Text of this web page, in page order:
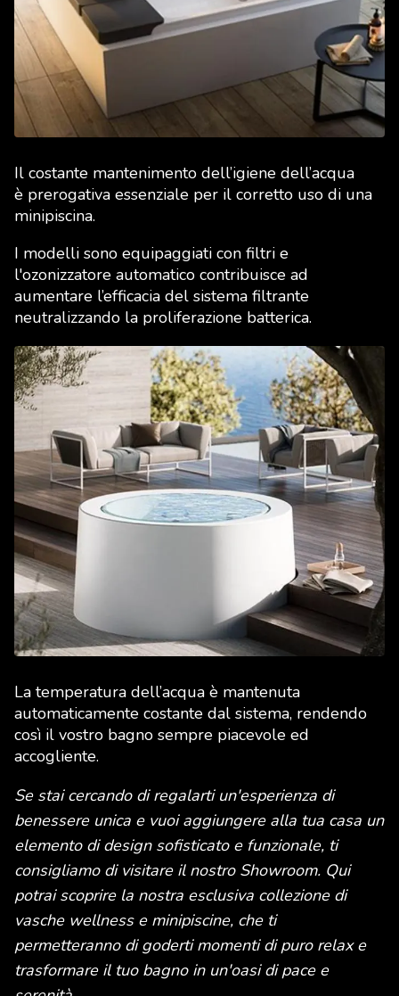
Il costante mantenimento dell’igiene dell’acqua
è prerogativa essenziale per il corretto uso di una
minipiscina.
I modelli sono equipaggiati con filtri e
l'ozonizzatore automatico contribuisce ad
aumentare l’efficacia del sistema filtrante
neutralizzando la proliferazione batterica.
La temperatura dell’acqua è mantenuta
automaticamente costante dal sistema, rendendo
così il vostro bagno sempre piacevole ed
accogliente.
Se stai cercando di regalarti un'esperienza di
benessere unica e vuoi aggiungere alla tua casa un
elemento di design sofisticato e funzionale, ti
consigliamo di visitare il nostro Showroom. Qui
potrai scoprire la nostra esclusiva collezione di
vasche wellness e minipiscine, che ti
permetteranno di goderti momenti di puro relax e
trasformare il tuo bagno in un'oasi di pace e